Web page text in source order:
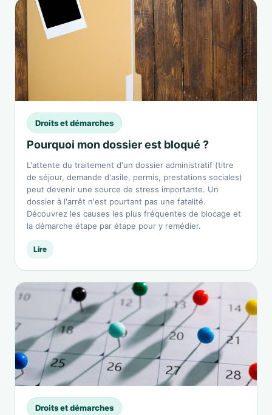
Droits et démarches
Pourquoi mon dossier est bloqué ?
L'attente du traitement d'un dossier administratif (titre
de séjour, demande d'asile, permis, prestations sociales)
peut devenir une source de stress importante. Un
dossier à l'arrêt n'est pourtant pas une fatalité.
Découvrez les causes les plus fréquentes de blocage et
la démarche étape par étape pour y remédier.
Lire
Droits et démarches